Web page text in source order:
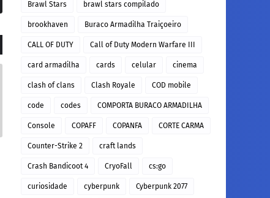
Brawl Stars brawl stars compilado
brookhaven Buraco Armadilha Traiçoeiro
CALL OF DUTY Call of Duty Modern Warfare III
card armadilha cards celular cinema
clash of clans Clash Royale COD mobile
code codes COMPORTA BURACO ARMADILHA
Console COPAFF COPANFA CORTE CARMA
Counter-Strike 2 craft lands
Crash Bandicoot 4 CryoFall cs:go
curiosidade cyberpunk Cyberpunk 2077